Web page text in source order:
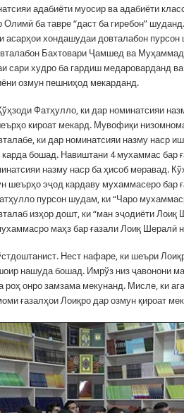
адабиёти муосир ва адабиёти
Олимӣ ба тавре “даст ба гиребон”
асарҳои хондашудаи довталабон
Бахтовари Ҷамшед ва
сари худро ба гардиш медароварданд
озмун пешниҳод мекарданд.
Фатҳулло, ки дар номинатсияи
кироат мекард. Мувофиқи
ки дар номинатсияи назму наср
бошад. Навиштани 4 мухаммас бар
назму наср ба ҳисоб меравад.
шеърҳо эҷод кардаву мухаммасеро бар
пурсон шудам, ки “Чаро
изҳор дошт, ки “ман эҷодиёти Лоиқ
маҳз бар ғазали Лоиқ Шералӣ
Нест нафаре, ки шеъри
нашуда бошад. Имрўз низ ҷавонони
онро замзама мекунанд. Мисле, ки
ғазалҳои Лоиқро дар озмун қироат